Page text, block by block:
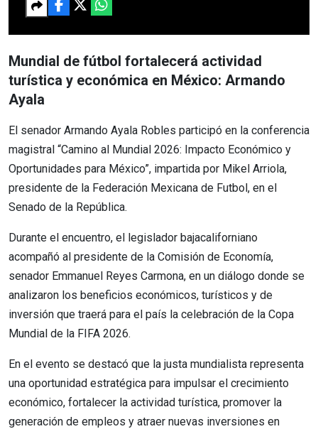
Mundial de fútbol fortalecerá actividad
turística y económica en México: Armando
Ayala
El senador Armando Ayala Robles participó en la conferencia
magistral “Camino al Mundial 2026: Impacto Económico y
Oportunidades para México”, impartida por Mikel Arriola,
presidente de la Federación Mexicana de Futbol, en el
Senado de la República.
Durante el encuentro, el legislador bajacaliforniano
acompañó al presidente de la Comisión de Economía,
senador Emmanuel Reyes Carmona, en un diálogo donde se
analizaron los beneficios económicos, turísticos y de
inversión que traerá para el país la celebración de la Copa
Mundial de la FIFA 2026.
En el evento se destacó que la justa mundialista representa
una oportunidad estratégica para impulsar el crecimiento
económico, fortalecer la actividad turística, promover la
generación de empleos y atraer nuevas inversiones en